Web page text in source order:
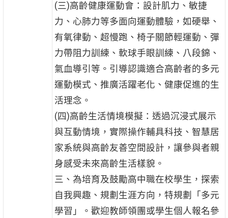
(三)高齡健康運動會：設計肌力、敏捷
力、心肺力等多面向運動體驗，如硬舉、
有氧律動、超慢跑、椅子關節輕運動、彈
力帶阻力訓練、軟球手眼訓練、八段錦、
氣血導引等。引導認識適合高齡者的多元
運動模式、推廣活躍老化、健康促進的生
活理念。
(四)高齡生活情境模擬：透過沉浸式展示
與互動情境，實際操作輔具科技、智慧居
家系統與高齡友善空間設計，讓參與者親
身感受未來高齡生活樣貌。
三、為培育及鼓勵高中職在校學生，探索
自我興趣、規劃生涯方向，特規劃「多元
學習」。歡迎教師領團或學生個人報名參